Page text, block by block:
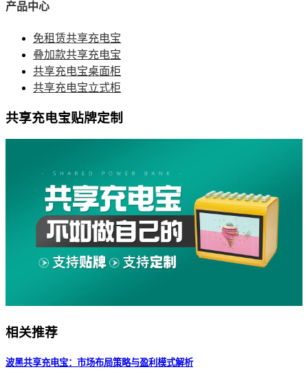
产品中心
免租赁共享充电宝
叠加款共享充电宝
共享充电宝桌面柜
共享充电宝立式柜
共享充电宝贴牌定制
相关推荐
波黑共享充电宝：市场布局策略与盈利模式解析